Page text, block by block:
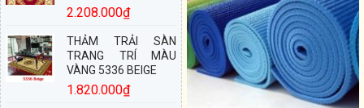
2.208.000₫
THẢM TRẢI SÀN
TRANG TRÍ MÀU
VÀNG 5336 BEIGE
1.820.000₫